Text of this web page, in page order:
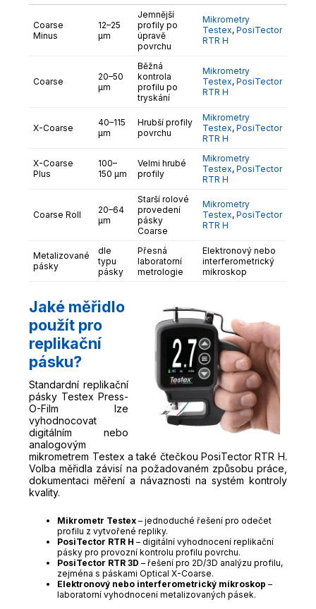
Coarse
Minus
12–25
µm
Jemnější
profily po
úpravě
povrchu
Mikrometry
Testex,PosiTector
RTR H
Coarse
20–50
µm
Běžná
kontrola
profilu po
tryskání
Mikrometry
Testex,PosiTector
RTR H
X-Coarse
40–115
µm
Hrubší profily
povrchu
Mikrometry
Testex,PosiTector
RTR H
X-Coarse
Plus
100–
150 µm
Velmi hrubé
profily
Mikrometry
Testex,PosiTector
RTR H
Coarse Roll
20–64
µm
Starší rolové
provedení
pásky
Coarse
Mikrometry
Testex,PosiTector
RTR H
Metalizované
pásky
dle
typu
pásky
Přesná
laboratorní
metrologie
Elektronový nebo
interferometrický
mikroskop
Jaké měřidlo
použít pro
replikační
pásku?
Standardní replikační
pásky Testex Press-
O-Film lze
vyhodnocovat
digitálním nebo
analogovým
mikrometrem Testex a také čtečkou PosiTector RTR H.
Volba měřidla závisí na požadovaném způsobu práce,
dokumentaci měření a návaznosti na systém kontroly
kvality.
Mikrometr Testex – jednoduché řešení pro odečet
profilu z vytvořené repliky.
PosiTector RTR H – digitální vyhodnocení replikační
pásky pro provozní kontrolu profilu povrchu.
PosiTector RTR 3D – řešení pro 2D/3D analýzu profilu,
zejména s páskami Optical X-Coarse.
Elektronový nebo interferometrický mikroskop –
laboratorní vyhodnocení metalizovaných pásek.